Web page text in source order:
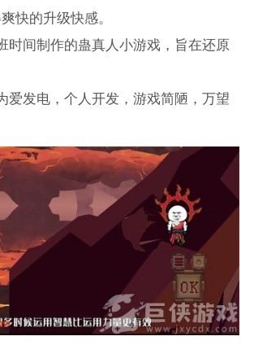
快的升级快感。
时间制作的蛊真人小游戏，旨在还原
爱发电，个人开发，游戏简陋，万望